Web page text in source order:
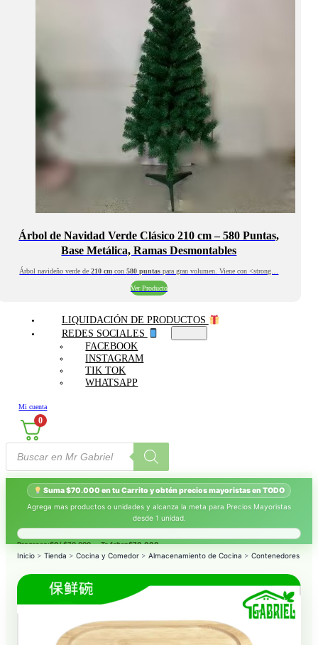
Árbol de Navidad Verde Clásico 210 cm – 580 Puntas,
Base Metálica, Ramas Desmontables
Árbol navideño verde de210 cm con580 puntas para gran volumen. Viene con <strong…
Ver Producto
LIQUIDACIÓN DE PRODUCTOS
REDES SOCIALES
FACEBOOK
INSTAGRAM
TIK TOK
WHATSAPP
Mi cuenta
0
Búsqueda
productos
Suma $70.000 en tu Carrito y obtén precios mayoristas en TODO
Agrega mas productos o unidades y alcanza la meta para Precios Mayoristas
desde 1 unidad.
Progreso:$0/ $70.000 — Te faltan$70.000.
Inicio > Tienda > Cocina y Comedor > Almacenamiento de Cocina > Contenedores